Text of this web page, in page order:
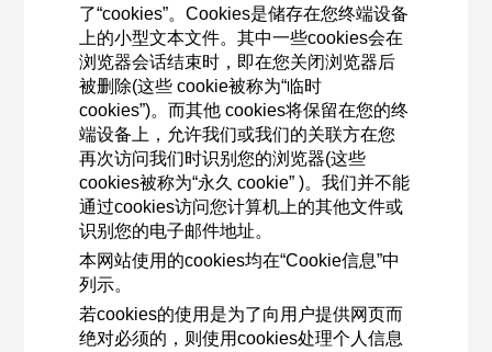
了“cookies”。Cookies是储存在您终端设备
上的小型文本文件。其中一些cookies会在
浏览器会话结束时，即在您关闭浏览器后
被删除(这些 cookie被称为“临时
cookies”)。而其他 cookies将保留在您的终
端设备上，允许我们或我们的关联方在您
再次访问我们时识别您的浏览器(这些
cookies被称为“永久 cookie” )。我们并不能
通过cookies访问您计算机上的其他文件或
识别您的电子邮件地址。
本网站使用的cookies均在“Cookie信息”中
列示。
若cookies的使用是为了向用户提供网页而
绝对必须的，则使用cookies处理个人信息